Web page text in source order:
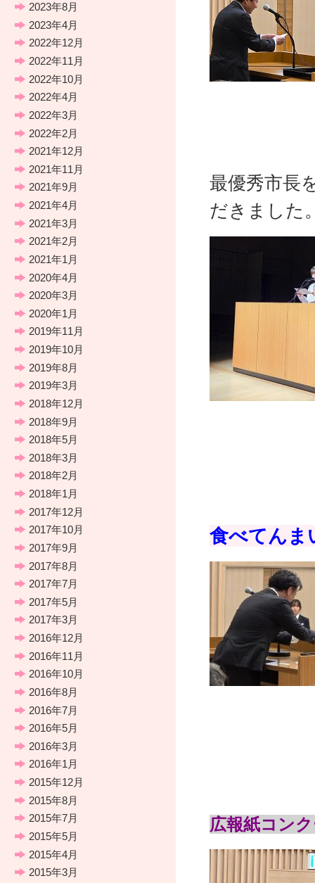
最優秀市長
だきました
食べてんま
広報紙コン
2023年8月
2023年4月
2022年12月
2022年11月
2022年10月
2022年4月
2022年3月
2022年2月
2021年12月
2021年11月
2021年9月
2021年4月
2021年3月
2021年2月
2021年1月
2020年4月
2020年3月
2020年1月
2019年11月
2019年10月
2019年8月
2019年3月
2018年12月
2018年9月
2018年5月
2018年3月
2018年2月
2018年1月
2017年12月
2017年10月
2017年9月
2017年8月
2017年7月
2017年5月
2017年3月
2016年12月
2016年11月
2016年10月
2016年8月
2016年7月
2016年5月
2016年3月
2016年1月
2015年12月
2015年8月
2015年7月
2015年5月
2015年4月
2015年3月